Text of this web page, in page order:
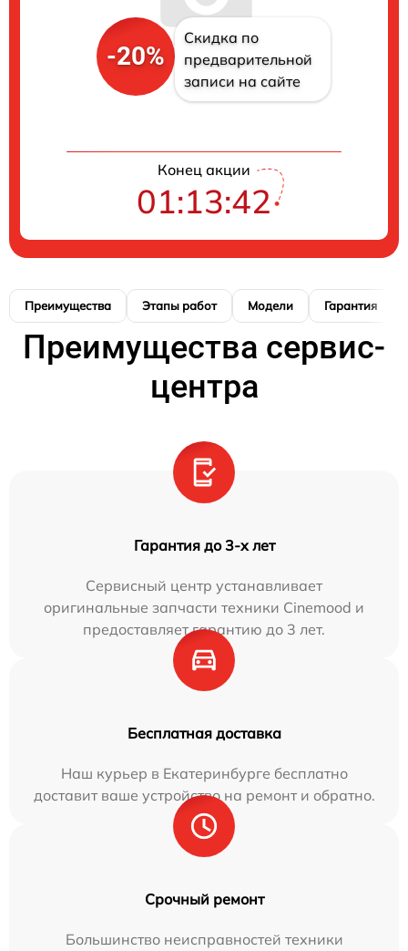
-20%
Скидка по
предварительной
записи на сайте
Конец акции
01:13:41
Преимущества Этапы работ Модели Гарантия
Преимущества сервис-
центра
Гарантия до 3-х лет
Сервисный центр устанавливает
оригинальные запчасти техники Cinemood и
предоставляет гарантию до 3 лет.
Бесплатная доставка
Наш курьер в Екатеринбурге бесплатно
доставит ваше устройство на ремонт и обратно.
Срочный ремонт
Большинство неисправностей техники